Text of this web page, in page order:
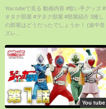
You tubeで見る 動画内容 #歌い手グッズ #
オタク部屋 #ヲタク部屋 #部屋紹介 3推し
の部屋はどうだったでしょうか！ (途中音
ズレ...
You tube